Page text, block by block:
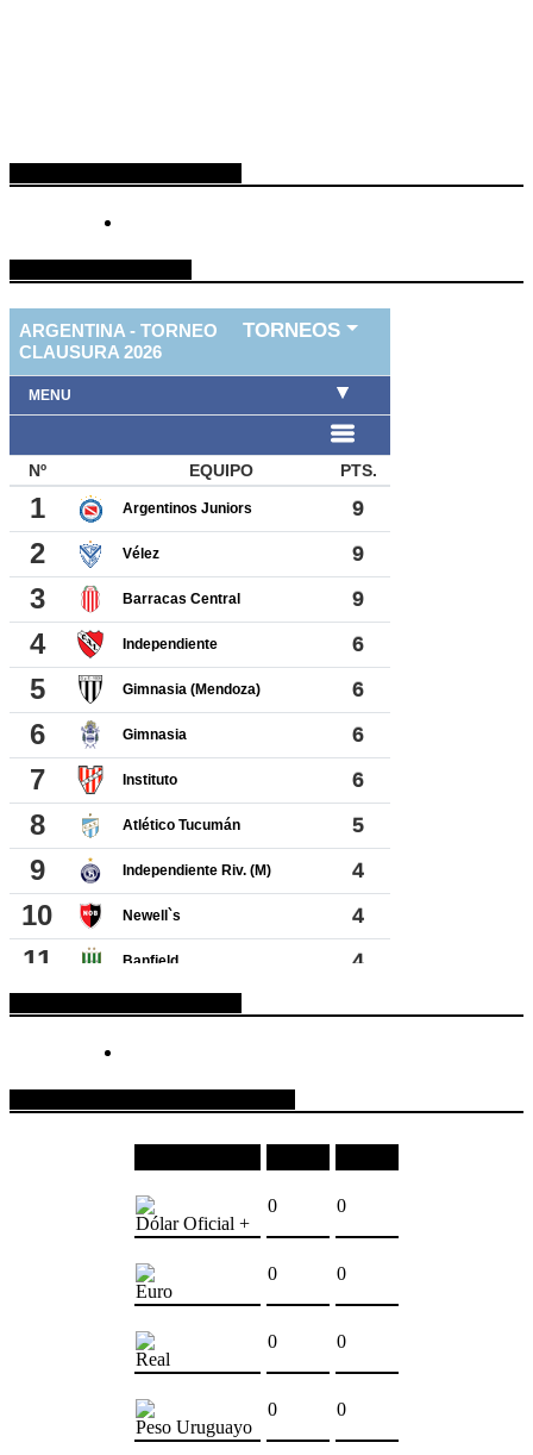
Dólar Oficial +
0 0
Euro
0 0
Real
0 0
Peso Uruguayo
0 0